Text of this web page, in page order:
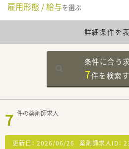
雇用形態 / 給与を選ぶ
詳細条件を
条件に合う
7件を検索
7 件の薬剤師求人
更新日： 2026/06/26 薬剤師求人ID：